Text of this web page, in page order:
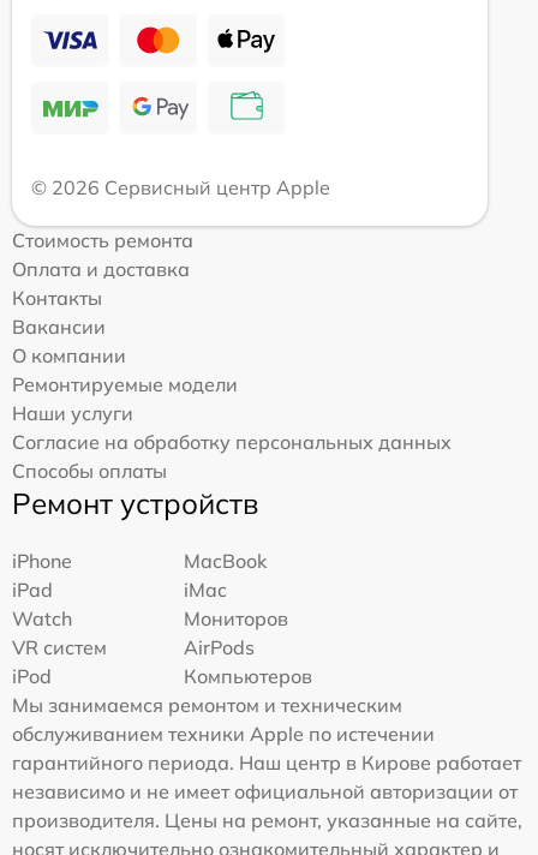
© 2026 Сервисный центр Apple
Стоимость ремонта
Оплата и доставка
Контакты
Вакансии
О компании
Ремонтируемые модели
Наши услуги
Согласие на обработку персональных данных
Способы оплаты
Ремонт устройств
iPhone
MacBook
iPad
iMac
Watch
Мониторов
VR систем
AirPods
iPod
Компьютеров
Мы занимаемся ремонтом и техническим
обслуживанием техники Apple по истечении
гарантийного периода. Наш центр в Кирове работает
независимо и не имеет официальной авторизации от
производителя. Цены на ремонт, указанные на сайте,
носят исключительно ознакомительный характер и